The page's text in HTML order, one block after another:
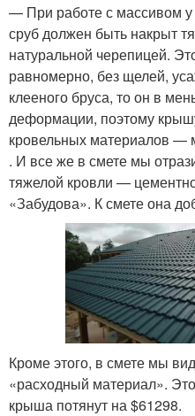
— При работе с массивом у
сруб должен быть накрыт
натуральной черепицей.
равномерно, без щелей,
клееного бруса, то он в
деформации, поэтому
кровельных материалов —
. И все же в смете мы
тяжелой кровли —
«Забудова». К смете она
Кроме этого, в смете мы
«расходный материал».
крыша потянут на $61298.